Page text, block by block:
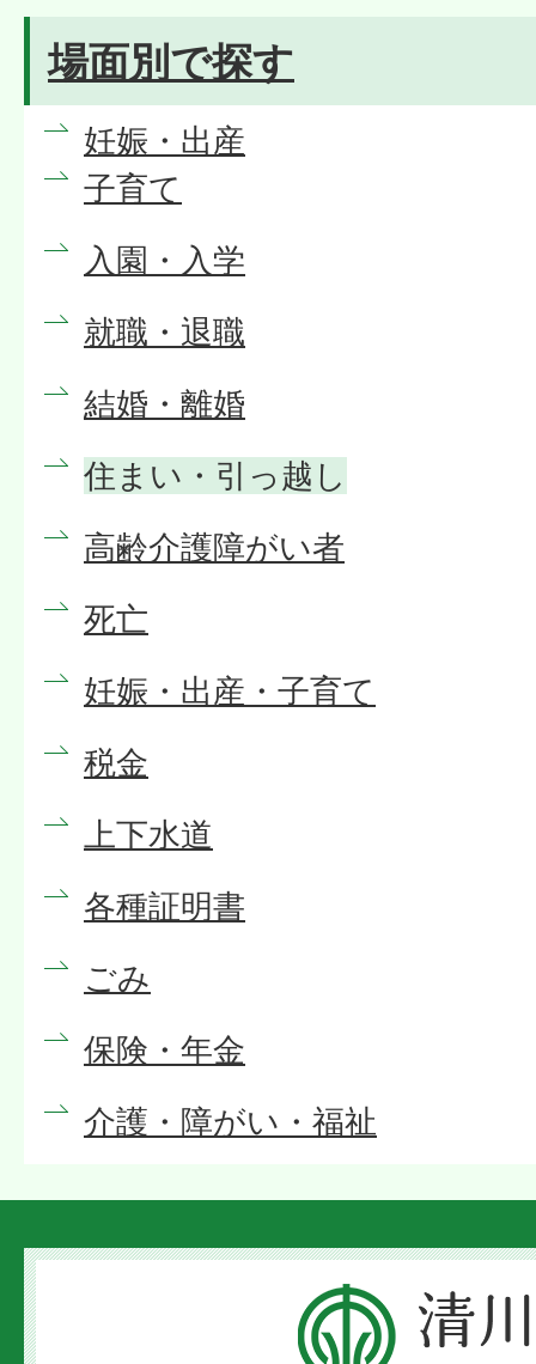
場面別で探す
妊娠・出産
子育て
入園・入学
就職・退職
結婚・離婚
住まい・引っ越し
高齢介護障がい者
死亡
妊娠・出産・子育て
税金
上下水道
各種証明書
ごみ
保険・年金
介護・障がい・福祉
清
川